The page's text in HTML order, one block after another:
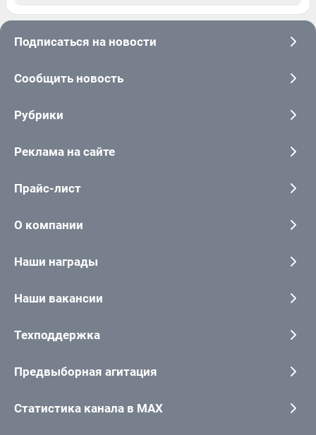
Подписаться на новости
Сообщить новость
Рубрики
Реклама на сайте
Прайс-лист
О компании
Наши награды
Наши вакансии
Техподдержка
Предвыборная агитация
Статистика канала в MAX